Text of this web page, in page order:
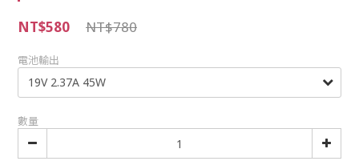
NT$780
NT$580
電池輸出
數量